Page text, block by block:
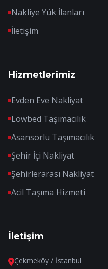
Nakliye Yük İlanları
İletişim
Hizmetlerimiz
Evden Eve Nakliyat
Lowbed Taşımacılık
Asansörlü Taşımacılık
Şehir İçi Nakliyat
Şehirlerarası Nakliyat
Acil Taşıma Hizmeti
İletişim
Çekmeköy / İstanbul